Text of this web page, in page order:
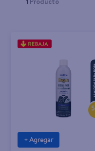
1 Producto
+ Agregar